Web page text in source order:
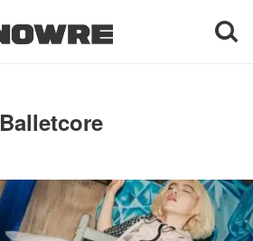
每日鲜榨
现客视点
每日栏目
Balletcore